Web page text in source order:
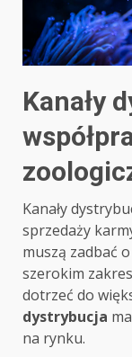
Kanały
Kanały
sprzedaży
muszą zadbać
szerokim
dotrzeć do
dystrybucja
na rynku.